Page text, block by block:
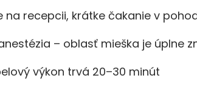
na recepcii, krátke čakanie v
– oblasť mieška je úplne
výkon trvá 20–30 minút